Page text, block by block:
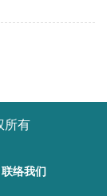
所有
联络我们